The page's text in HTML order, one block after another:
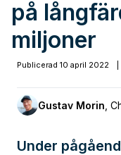
på
miljoner
Publicerad 10 april 2022
Gustav Morin
Under